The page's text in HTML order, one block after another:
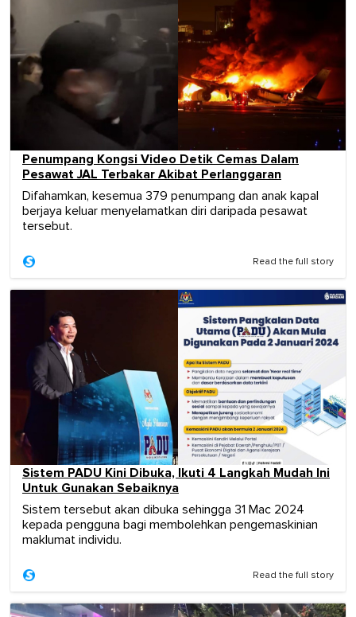
Penumpang Kongsi Video Detik Cemas Dalam
Pesawat JAL Terbakar Akibat Perlanggaran
Difahamkan, kesemua 379 penumpang dan anak kapal
berjaya keluar menyelamatkan diri daripada pesawat
tersebut.
Read the full story
Sistem PADU Kini Dibuka, Ikuti 4 Langkah Mudah Ini
Untuk Gunakan Sebaiknya
Sistem tersebut akan dibuka sehingga 31 Mac 2024
kepada pengguna bagi membolehkan pengemaskinian
maklumat individu.
Read the full story